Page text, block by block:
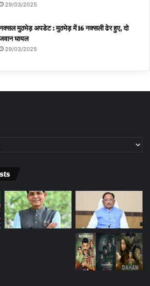
29/03/2025
मुठभेड़ अपडेट : मुठभेड़ में 16 नक्सली ढेर हुए, दो
घायल
29/03/2025